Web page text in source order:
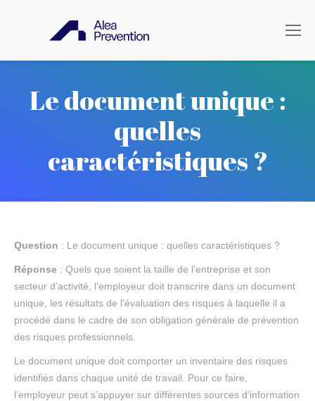
Le document unique :
quelles
caractéristiques ?
Question : Le document unique : quelles caractéristiques ?
Réponse : Quels que soient la taille de l’entreprise et son
secteur d’activité, l’employeur doit transcrire dans un document
unique, les résultats de l’évaluation des risques à laquelle il a
procédé dans le cadre de son obligation générale de prévention
des risques professionnels.
Le document unique doit comporter un inventaire des risques
identifiés dans chaque unité de travail. Pour ce faire,
l’employeur peut s’appuyer sur différentes sources d’information